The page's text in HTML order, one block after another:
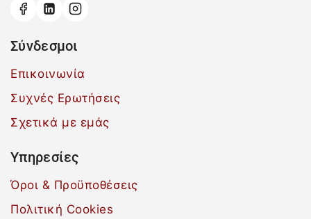
Σύνδεσμοι
Επικοινωνία
Συχνές Ερωτήσεις
Σχετικά με εμάς
Υπηρεσίες
Όροι & Προϋποθέσεις
Πολιτική Cookies